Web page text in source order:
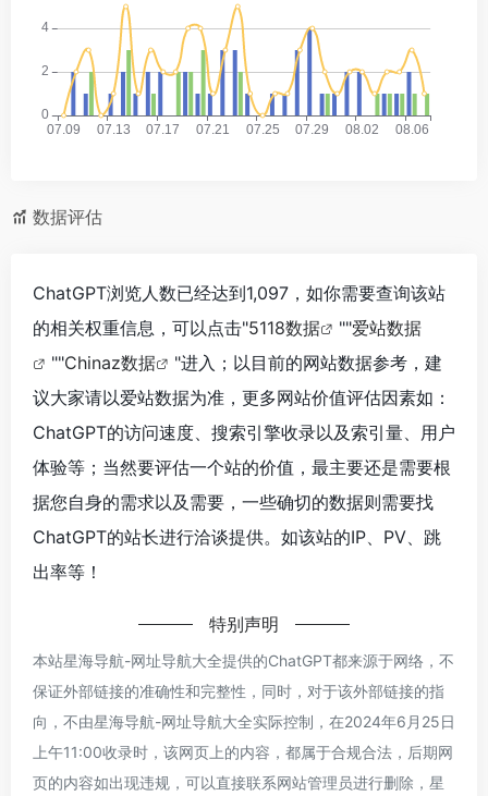
数据评估
ChatGPT浏览人数已经达到1,097，如你需要查询该站
的相关权重信息，可以点击"5118数据 ""爱站数据
""Chinaz数据
"进入；以目前的网站数据参考，建
议大家请以爱站数据为准，更多网站价值评估因素如：
ChatGPT的访问速度、搜索引擎收录以及索引量、用户
体验等；当然要评估一个站的价值，最主要还是需要根
据您自身的需求以及需要，一些确切的数据则需要找
ChatGPT的站长进行洽谈提供。如该站的IP、PV、跳
出率等！
特别声明
本站星海导航-网址导航大全提供的ChatGPT都来源于网络，不
保证外部链接的准确性和完整性，同时，对于该外部链接的指
向，不由星海导航-网址导航大全实际控制，在2024年6月25日
上午11:00收录时，该网页上的内容，都属于合规合法，后期网
页的内容如出现违规，可以直接联系网站管理员进行删除，星